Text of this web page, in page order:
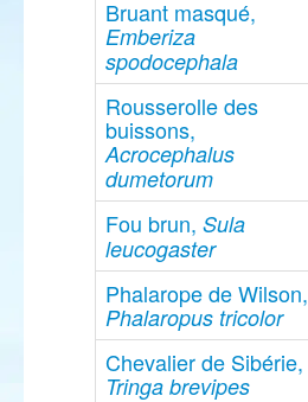
Bruant masqué,
Emberiza
spodocephala
Rousserolle des
buissons,
Acrocephalus
dumetorum
Fou brun, Sula
leucogaster
Phalarope de Wilson,
Phalaropus tricolor
Chevalier de Sibérie,
Tringa brevipes